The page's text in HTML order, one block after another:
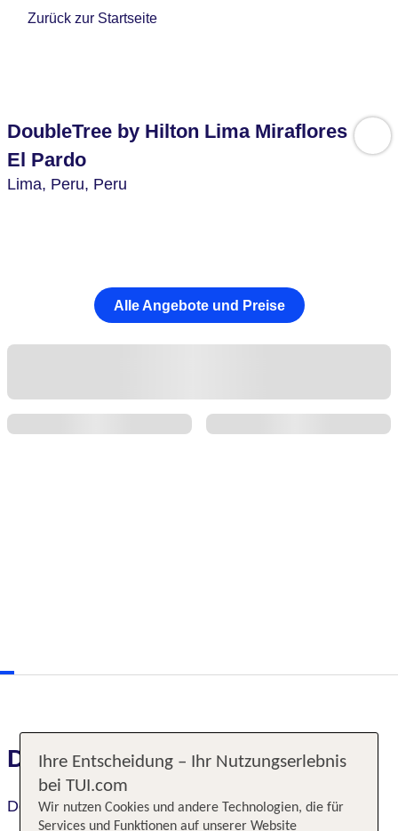
Zurück zur Startseite
DoubleTree by Hilton Lima Miraflores
El Pardo
Lima, Peru, Peru
Alle Angebote und Preise
Das erwartet Sie
Doubletree By Hilton Lima Miraflores El Pardo
Ihre Entscheidung – Ihr Nutzungserlebnis
bei TUI.com
Wir nutzen Cookies und andere Technologien, die für
Services und Funktionen auf unserer Website